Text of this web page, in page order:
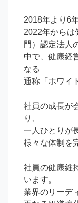
2018年より6
2022年からは
門）認定法人
中で、健康経
なる
通称「ホワイ
社員の成長が
り、
一人ひとりが
様々な体制を
社員の健康維
います。
業界のリーデ